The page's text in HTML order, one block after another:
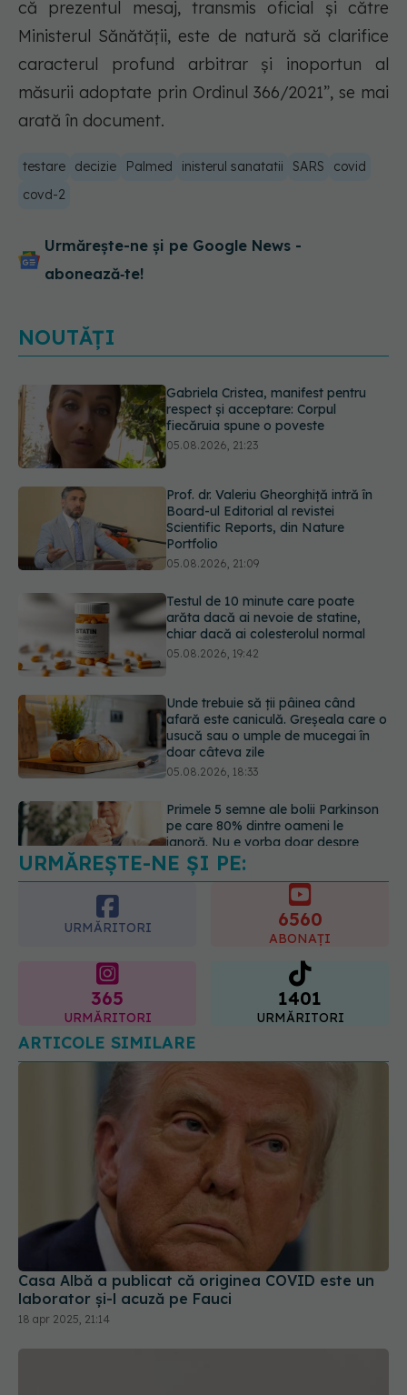
că prezentul mesaj, transmis oficial și către
Ministerul Sănătății, este de natură să clarifice
caracterul profund arbitrar și inoportun al
măsurii adoptate prin Ordinul 366/2021”, se mai
arată în document.
testare decizie Palmed inisterul sanatatii SARS
covid
covd-2
Urmărește-ne și pe Google News -
abonează‑te!
NOUTĂȚI
Prof. dr. Valeriu Gheorghiță intră în
Board-ul Editorial al revistei
Scientific Reports, din Nature
Portfolio
Testul de 10 minute care poate
arăta dacă ai nevoie de statine,
chiar dacă ai colesterolul normal
05.08.2026, 19:42
Unde trebuie să ții pâinea când
afară este caniculă. Greșeala care o
usucă sau o umple de mucegai în
doar câteva zile
Primele 5 semne ale bolii Parkinson
pe care 80% dintre oameni le
ignoră. Nu e vorba doar despre
tremor
Gabriela Cristea, manifest pentru
respect și acceptare: Corpul
fiecăruia spune o poveste
05.08.2026, 21:23
URMĂREȘTE-NE ȘI PE:
URMĂRITORI
ABONAȚI
URMĂRITORI
1401
URMĂRITORI
ARTICOLE SIMILARE
Casa Albă a publicat că originea COVID este un
laborator și-l acuză pe Fauci
18 apr 2025, 21:14